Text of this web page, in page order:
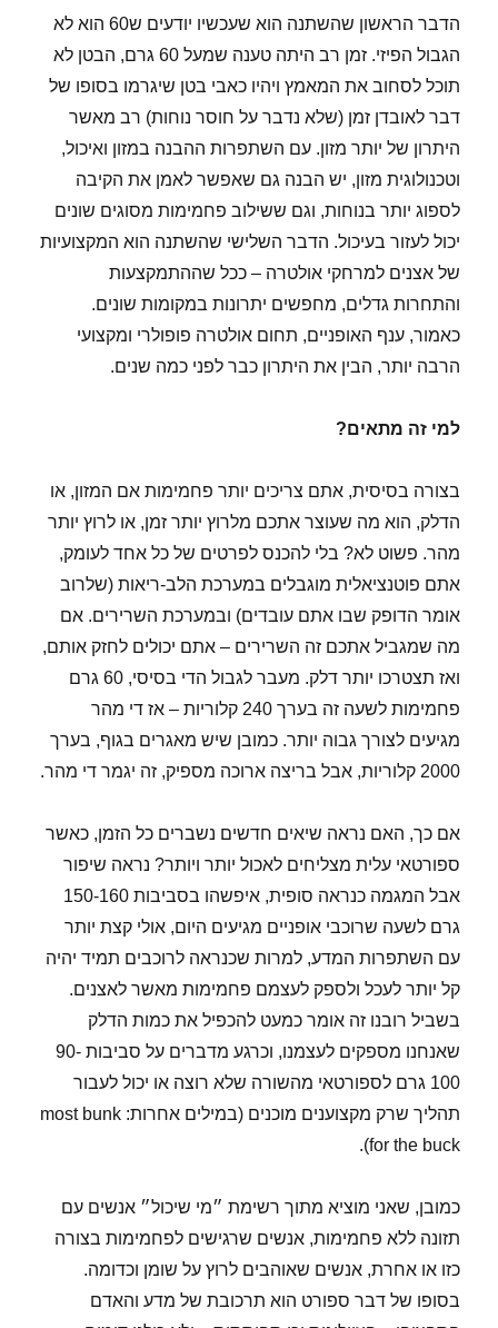
הדבר הראשון שהשתנה הוא שעכשיו יודעים ש60 הוא לא
הגבול הפיזי. זמן רב היתה טענה שמעל 60 גרם, הבטן לא
תוכל לסחוב את המאמץ ויהיו כאבי בטן שיגרמו בסופו של
דבר לאובדן זמן (שלא נדבר על חוסר נוחות) רב מאשר
היתרון של יותר מזון. עם השתפרות ההבנה במזון ואיכול,
וטכנולוגית מזון, יש הבנה גם שאפשר לאמן את הקיבה
לספוג יותר בנוחות, וגם ששילוב פחמימות מסוגים שונים
יכול לעזור בעיכול. הדבר השלישי שהשתנה הוא המקצועיות
של אצנים למרחקי אולטרה – ככל שההתמקצעות
והתחרות גדלים, מחפשים יתרונות במקומות שונים.
כאמור, ענף האופניים, תחום אולטרה פופולרי ומקצועי
הרבה יותר, הבין את היתרון כבר לפני כמה שנים.
למי זה מתאים?
בצורה בסיסית, אתם צריכים יותר פחמימות אם המזון, או
הדלק, הוא מה שעוצר אתכם מלרוץ יותר זמן, או לרוץ יותר
מהר. פשוט לא? בלי להכנס לפרטים של כל אחד לעומק,
אתם פוטנציאלית מוגבלים במערכת הלב-ריאות (שלרוב
אומר הדופק שבו אתם עובדים) ובמערכת השרירים. אם
מה שמגביל אתכם זה השרירים – אתם יכולים לחזק אותם,
ואז תצטרכו יותר דלק. מעבר לגבול הדי בסיסי, 60 גרם
פחמימות לשעה זה בערך 240 קלוריות – אז די מהר
מגיעים לצורך גבוה יותר. כמובן שיש מאגרים בגוף, בערך
2000 קלוריות, אבל בריצה ארוכה מספיק, זה יגמר די מהר.
אם כך, האם נראה שיאים חדשים נשברים כל הזמן, כאשר
ספורטאי עלית מצליחים לאכול יותר ויותר? נראה שיפור
אבל המגמה כנראה סופית, איפשהו בסביבות 150-160
גרם לשעה שרוכבי אופניים מגיעים היום, אולי קצת יותר
עם השתפרות המדע, למרות שכנראה לרוכבים תמיד יהיה
קל יותר לעכל ולספק לעצמם פחמימות מאשר לאצנים.
בשביל רובנו זה אומר כמעט להכפיל את כמות הדלק
שאנחנו מספקים לעצמנו, וכרגע מדברים על סביבות 90-
100 גרם לספורטאי מהשורה שלא רוצה או יכול לעבור
תהליך שרק מקצוענים מוכנים (במילים אחרות: most bunk
for the buck).
כמובן, שאני מוציא מתוך רשימת ״מי שיכול״ אנשים עם
תזונה ללא פחמימות, אנשים שרגישים לפחמימות בצורה
כזו או אחרת, אנשים שאוהבים לרוץ על שומן וכדומה.
בסופו של דבר ספורט הוא תרכובת של מדע והאדם